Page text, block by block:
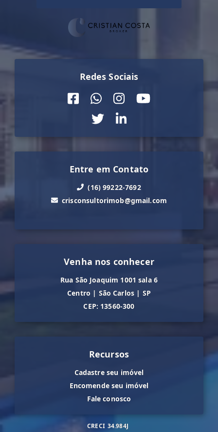
Redes Sociais
Entre em Contato
(16) 99222-7692
crisconsultorimob@gmail.com
Venha nos conhecer
Rua São Joaquim 1001 sala 6
Centro | São Carlos | SP
CEP: 13560-300
Recursos
Cadastre seu imóvel
Encomende seu imóvel
Fale conosco
CRECI 34.984J